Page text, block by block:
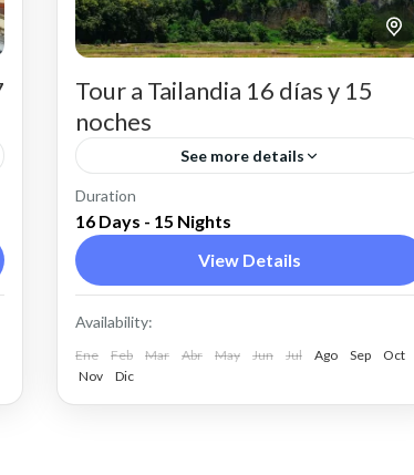
Tour a Tailandia 16 días y 15
noches
See more details
Fecha de Vigencia : 01 de Mayo a
Octubre 31 de 2026Salidas llegando a
Bangkok: Lunes, Jueves o Sábado
Internacional
Duration
16 Days - 15 Nights
View Details
Availability:
Ene Feb Mar Abr May Jun Jul Ago Sep
Oct
Nov
Dic